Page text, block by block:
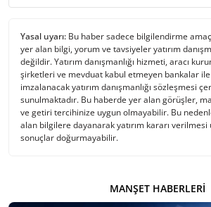
Yasal uyarı: Bu haber sadece bilgilendirme
yer alan bilgi, yorum ve tavsiyeler yatırım
değildir. Yatırım danışmanlığı hizmeti, aracı
şirketleri ve mevduat kabul etmeyen bankalar
imzalanacak yatırım danışmanlığı sözleşmesi
sunulmaktadır. Bu haberde yer alan görüşler,
ve getiri tercihinize uygun olmayabilir. Bu
alan bilgilere dayanarak yatırım kararı verilmesi
sonuçlar doğurmayabilir.
MANŞET HABERLERI